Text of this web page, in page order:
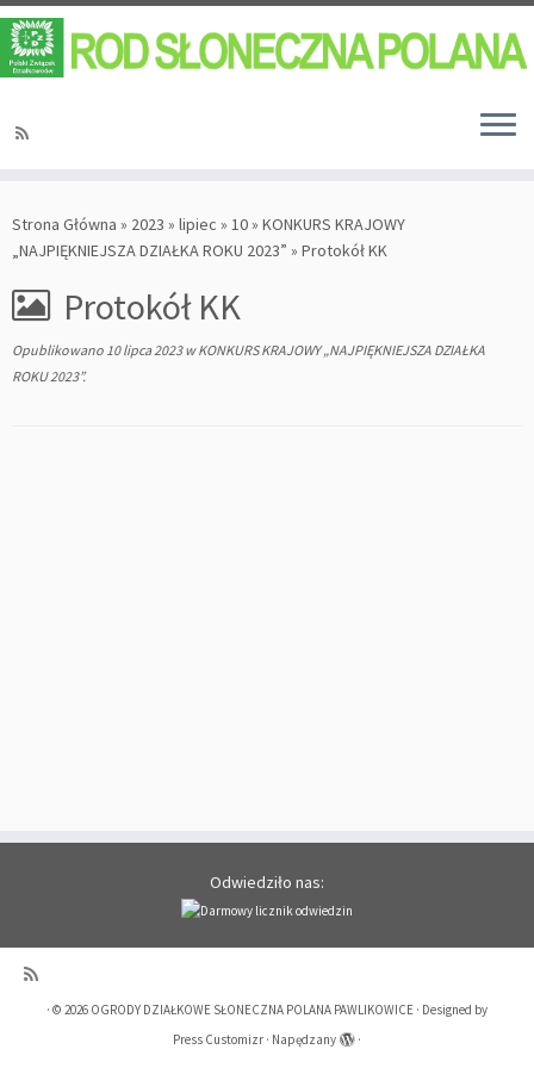
Strona Główna » 2023 » lipiec » 10» KONKURS KRAJOWY
„NAJPIĘKNIEJSZA DZIAŁKA ROKU 2023” » Protokół KK
Protokół KK
Opublikowano 10 lipca 2023wKONKURS KRAJOWY „NAJPIĘKNIEJSZA DZIAŁKA
ROKU 2023”.
Odwiedziło nas:
· © 2026 OGRODY DZIAŁKOWE SŁONECZNA POLANA PAWLIKOWICE · Designed by
Press Customizr · Napędzany ·